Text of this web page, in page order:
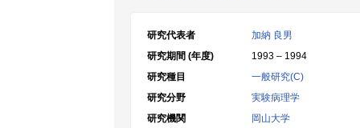
研究代表者
加納 良男
研究期間 (年度)
1993 – 1994
研究種目
一般研究(C)
研究分野
実験病理学
研究機関
岡山大学